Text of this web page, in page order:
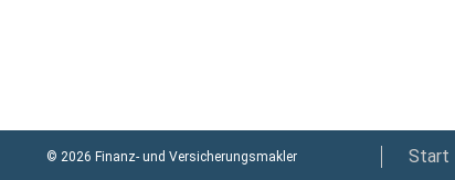
Start
© 2026 Finanz- und Versicherungsmakler